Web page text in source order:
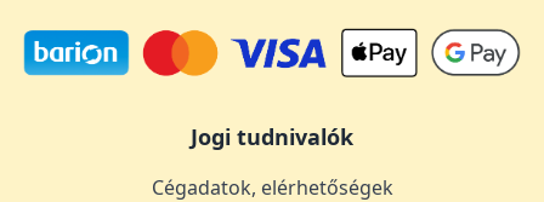
Jogi tudnivalók
Cégadatok, elérhetőségek